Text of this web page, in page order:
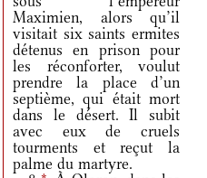
Maximien, alors qu’il
visitait six saints ermites
détenus en prison pour
les réconforter, voulut
prendre la place d’un
septième, qui était mort
dans le désert. Il subit
avec eux de cruels
tourments et reçut la
palme du martyre.